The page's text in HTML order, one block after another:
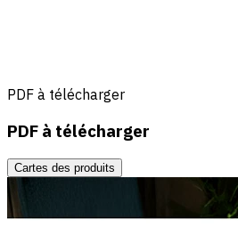
PDF à télécharger
PDF à télécharger
Cartes des produits